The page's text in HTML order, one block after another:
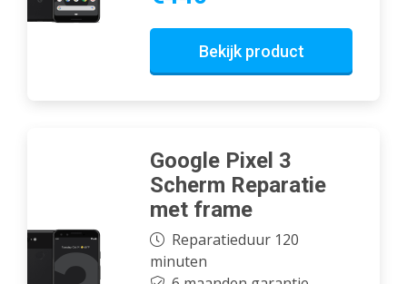
Bekijk product
Google Pixel 3
Scherm Reparatie
met frame
Reparatieduur 120
minuten